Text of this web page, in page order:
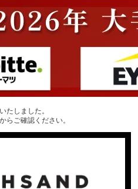
たしました。
らご確認ください。